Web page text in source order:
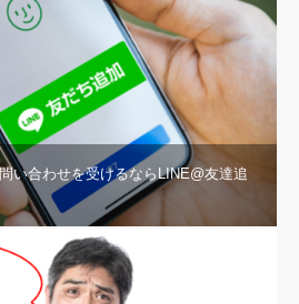
い合わせを受けるならLINE@友達追